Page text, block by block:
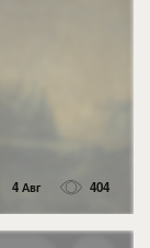
4 Авг 404